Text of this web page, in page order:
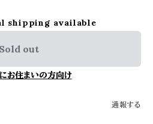
shipping available
Sold out
お住まいの方向け
通報する